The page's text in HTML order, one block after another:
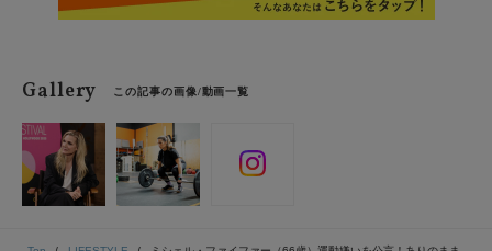
Gallery この記事の画像/動画一覧